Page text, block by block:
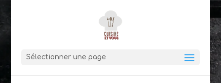
Sélectionner une page